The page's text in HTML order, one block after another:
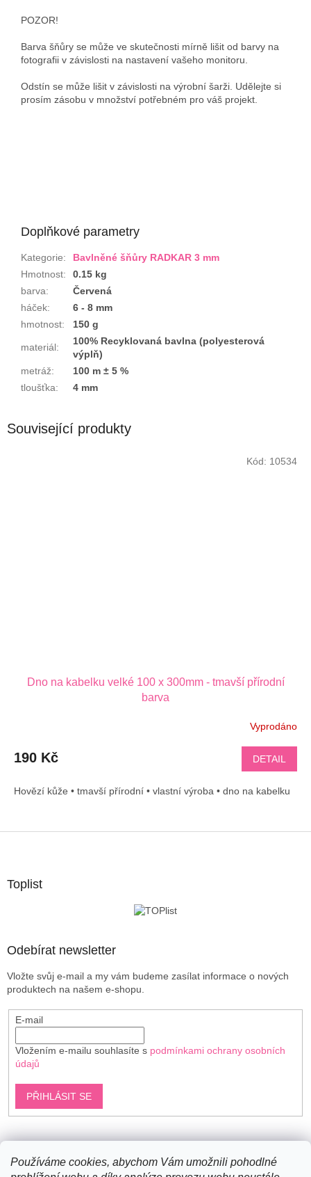
Používáme cookies, abychom Vám umožnili pohodlné
POZOR!
Barva šňůry se může ve skutečnosti mírně lišit od barvy na
fotografii v závislosti na nastavení vašeho monitoru.
Odstín se může lišit v závislosti na výrobní šarži. Udělejte si
prosím zásobu v množství potřebném pro váš projekt.
Doplňkové parametry
Kategorie:
Bavlněné šňůry RADKAR 3 mm
Hmotnost:
0.15 kg
barva:
Červená
háček:
6 - 8 mm
hmotnost: 150 g
materiál:
100% Recyklovaná bavlna (polyesterová
výplň)
metráž:
100 m ± 5 %
tloušťka: 4 mm
Související produkty
Dno na kabelku velké 100 x 300mm - tmavší přírodní
barva
Vyprodáno
190 Kč DETAIL
Hovězí kůže • tmavší přírodní • vlastní výroba • dno na kabelku
Kód: 10534
Toplist
Odebírat newsletter
Vložte svůj e-mail a my vám budeme zasílat informace o nových
produktech na našem e-shopu.
E-mail
Vložením e-mailu souhlasíte s podmínkami ochrany osobních
údajů
PŘIHLÁSIT SE